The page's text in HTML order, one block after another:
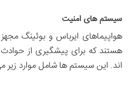
سیستم های امنیت
هواپیماهای ایرباس و بوئینگ
هستند که برای پیشگیری از
اند. این سیستم ها شامل موارد زیر